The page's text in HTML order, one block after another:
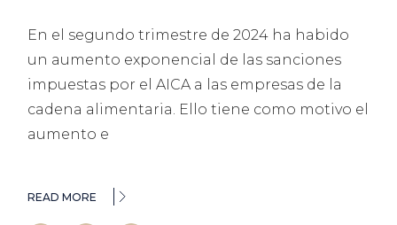
En el segundo trimestre de 2024 ha habido
un aumento exponencial de las sanciones
impuestas por el AICA a las empresas de la
cadena alimentaria. Ello tiene como motivo el
aumento e
READ MORE